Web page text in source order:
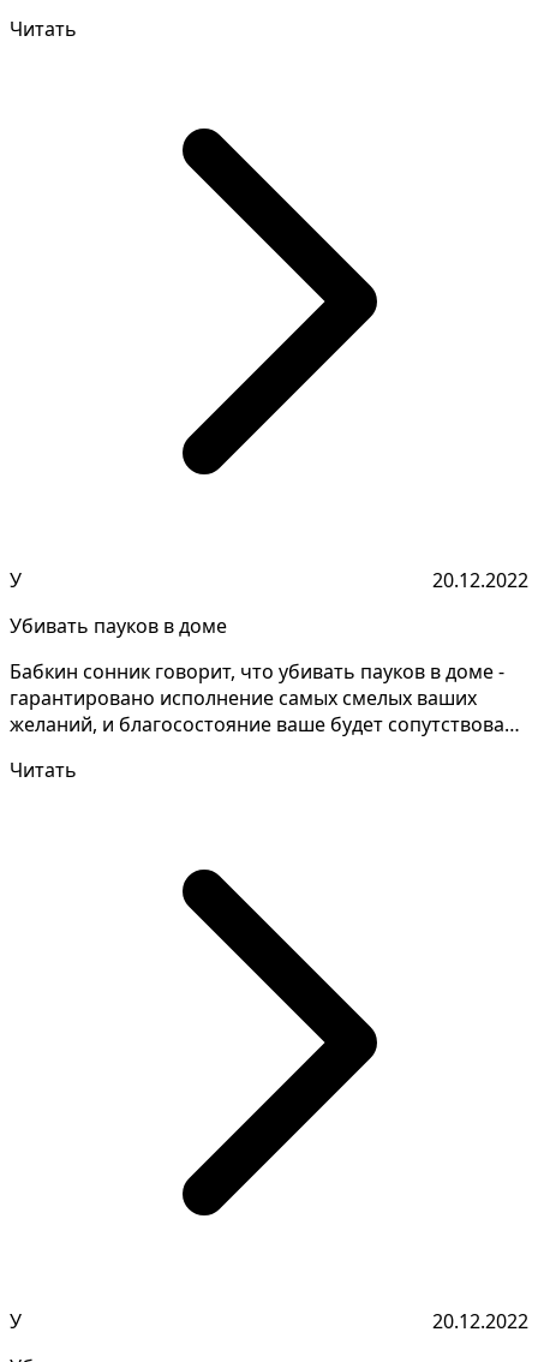
Читать
У
20.12.2022
Убивать пауков в доме
Бабкин сонник говорит, что убивать пауков в доме -
гарантировано исполнение самых смелых ваших
желаний, и благосостояние ваше будет сопутствовать
Читать
У
20.12.2022